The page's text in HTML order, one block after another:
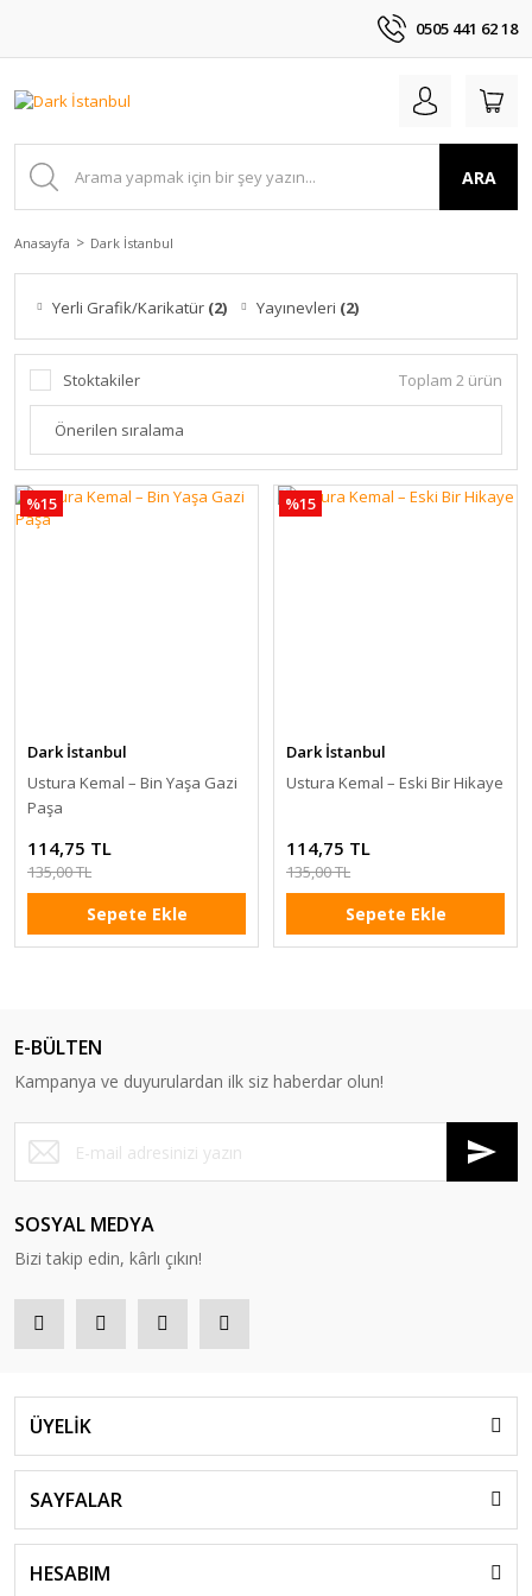
0505 441 62 18
ARA
Anasayfa Dark İstanbul
Yerli Grafik/Karikatür (2) Yayınevleri (2)
Stoktakiler Toplam 2 ürün
%15
Dark İstanbul
Ustura Kemal – Bin Yaşa Gazi
Paşa
114,75 TL
135,00 TL
Sepete Ekle
%15
Dark İstanbul
Ustura Kemal – Eski Bir Hikaye
114,75 TL
135,00 TL
Sepete Ekle
E-BÜLTEN
Kampanya ve duyurulardan ilk siz haberdar olun!
SOSYAL MEDYA
Bizi takip edin, kârlı çıkın!
ÜYELİK
SAYFALAR
HESABIM